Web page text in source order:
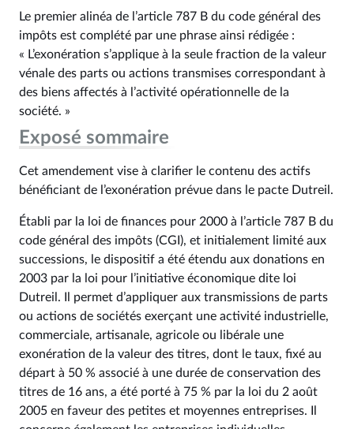
Le premier alinéa de l’article 787 B du code général des
impôts est complété par une phrase ainsi rédigée :
« L’exonération s’applique à la seule fraction de la valeur
vénale des parts ou actions transmises correspondant à
des biens affectés à l’activité opérationnelle de la
société. »
Exposé sommaire
Cet amendement vise à clarifier le contenu des actifs
bénéficiant de l’exonération prévue dans le pacte Dutreil.
Établi par la loi de finances pour 2000 à l’article 787 B du
code général des impôts (CGI), et initialement limité aux
successions, le dispositif a été étendu aux donations en
2003 par la loi pour l’initiative économique dite loi
Dutreil. Il permet d’appliquer aux transmissions de parts
ou actions de sociétés exerçant une activité industrielle,
commerciale, artisanale, agricole ou libérale une
exonération de la valeur des titres, dont le taux, fixé au
départ à 50 % associé à une durée de conservation des
titres de 16 ans, a été porté à 75 % par la loi du 2 août
2005 en faveur des petites et moyennes entreprises. Il